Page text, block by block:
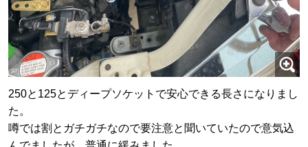
250と125とディープソケットで安心できる長さになりまし
た。
噂では割とガチガチなので要注意と聞いていたので意気込